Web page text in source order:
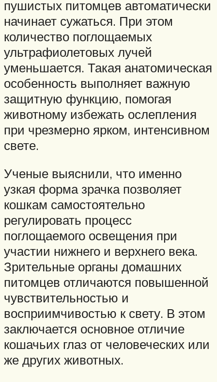
пушистых питомцев автоматически
начинает сужаться. При этом
количество поглощаемых
ультрафиолетовых лучей
уменьшается. Такая анатомическая
особенность выполняет важную
защитную функцию, помогая
животному избежать ослепления
при чрезмерно ярком, интенсивном
свете.
Ученые выяснили, что именно
узкая форма зрачка позволяет
кошкам самостоятельно
регулировать процесс
поглощаемого освещения при
участии нижнего и верхнего века.
Зрительные органы домашних
питомцев отличаются повышенной
чувствительностью и
восприимчивостью к свету. В этом
заключается основное отличие
кошачьих глаз от человеческих или
же других животных.